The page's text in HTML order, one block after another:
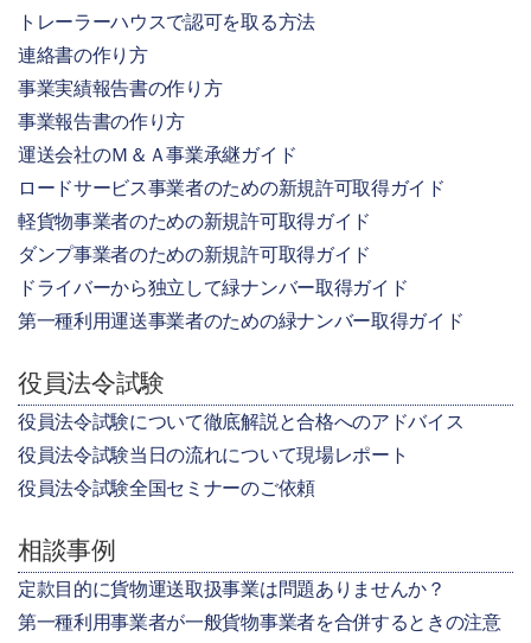
トレーラーハウスで認可を取る方法
連絡書の作り方
事業実績報告書の作り方
事業報告書の作り方
運送会社のＭ＆Ａ事業承継ガイド
ロードサービス事業者のための新規許可取得ガイド
軽貨物事業者のための新規許可取得ガイド
ダンプ事業者のための新規許可取得ガイド
ドライバーから独立して緑ナンバー取得ガイド
第一種利用運送事業者のための緑ナンバー取得ガイド
役員法令試験
役員法令試験について徹底解説と合格へのアドバイス
役員法令試験当日の流れについて現場レポート
役員法令試験全国セミナーのご依頼
相談事例
定款目的に貨物運送取扱事業は問題ありませんか？
第一種利用事業者が一般貨物事業者を合併するときの注意